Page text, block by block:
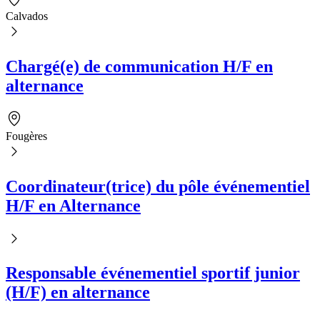
Calvados
Chargé(e) de communication H/F en
alternance
Fougères
Coordinateur(trice) du pôle événementiel
H/F en Alternance
Responsable événementiel sportif junior
(H/F) en alternance